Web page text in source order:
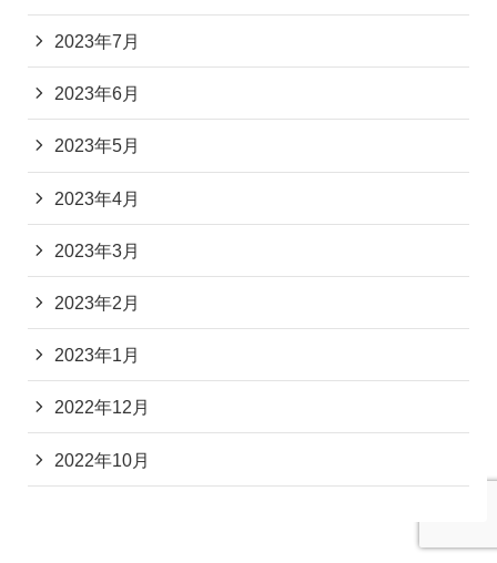
2023年7月
2023年6月
2023年5月
2023年4月
2023年3月
2023年2月
2023年1月
2022年12月
2022年10月